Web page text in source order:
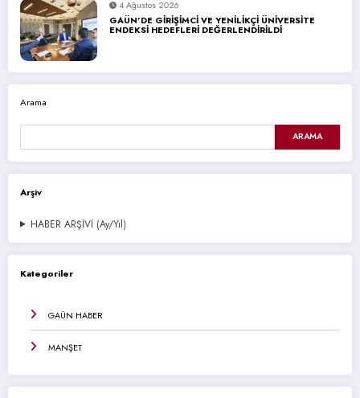
4 Ağustos 2026
GAÜN’DE GİRİŞİMCİ VE YENİLİKÇİ ÜNİVERSİTE
ENDEKSİ HEDEFLERİ DEĞERLENDİRİLDİ
Arama
ARAMA
Arşiv
HABER ARŞİVİ (Ay/Yıl)
Kategoriler
GAÜN HABER
MANŞET